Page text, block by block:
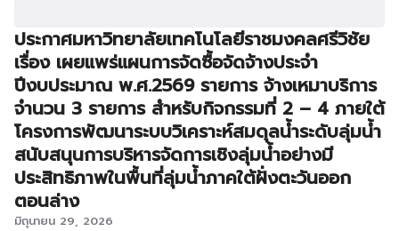
ประกาศมหาวิทยาลัยเทคโนโลยีราชมงคลศรีวิชัย
เรื่อง เผยแพร่แผนการจัดซื้อจัดจ้างประจำ
ปีงบประมาณ พ.ศ.2569 รายการ จ้างเหมาบริการ
จำนวน 3 รายการ สำหรับกิจกรรมที่ 2 – 4 ภายใต้
โครงการพัฒนาระบบวิเคราะห์สมดุลน้ำระดับลุ่มน้ำ
สนับสนุนการบริหารจัดการเชิงลุ่มน้ำอย่างมี
ประสิทธิภาพในพื้นที่ลุ่มน้ำภาคใต้ฝั่งตะวันออก
ตอนล่าง
มิถุนายน 29, 2026